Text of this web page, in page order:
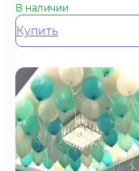
В наличии
Купить